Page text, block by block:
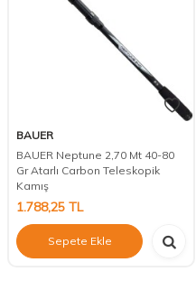
BAUER
BAUER Neptune 2,70 Mt 40-80
Gr Atarlı Carbon Teleskopik
Kamış
1.788,25 TL
Sepete Ekle